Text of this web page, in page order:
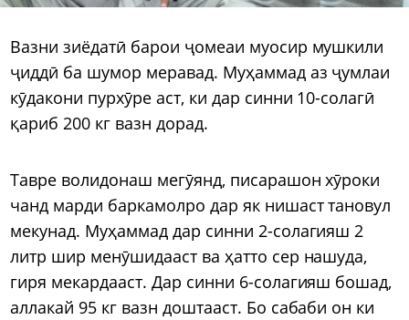
Вазни зиёдатӣ барои ҷомеаи муосир мушкили
ҷиддӣ ба шумор меравад. Муҳаммад аз ҷумлаи
кӯдакони пурхӯре аст, ки дар синни 10-солагӣ
қариб 200 кг вазн дорад.
Тавре волидонаш мегӯянд, писарашон хӯроки
чанд марди баркамолро дар як нишаст тановул
мекунад. Муҳаммад дар синни 2-солагияш 2
литр шир менӯшидааст ва ҳатто сер нашуда,
гиря мекардааст. Дар синни 6-солагияш бошад,
аллакай 95 кг вазн доштааст. Бо сабаби он ки